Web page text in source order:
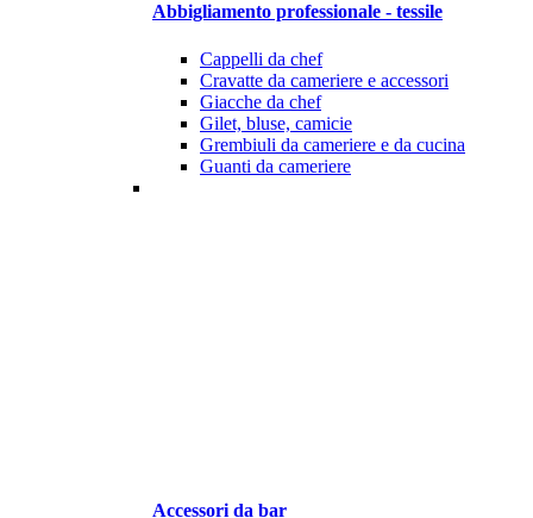
Abbigliamento professionale - tessile
Cappelli da chef
Cravatte da cameriere e accessori
Giacche da chef
Gilet, bluse, camicie
Grembiuli da cameriere e da cucina
Guanti da cameriere
Accessori da bar